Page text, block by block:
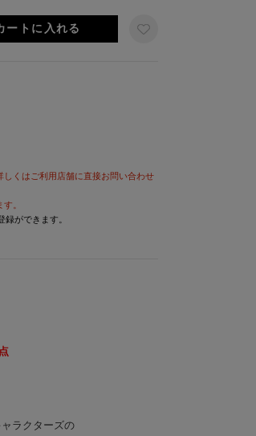
くはご利用店舗に直接お問い合わせ
。
ができます。
ラクターズの